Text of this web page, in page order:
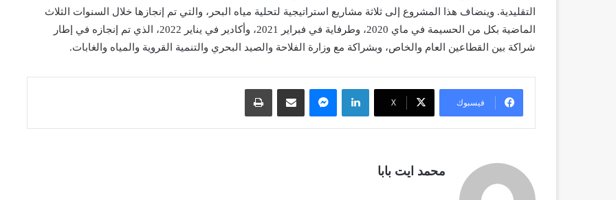
التقليدية. وينضاف هذا المشروع إلى ثلاثة مشاريع استراتيجية لتحلية مياه البحر، والتي تم إنجازها خلال السنوات الثلاث
الماضية بكل من الحسيمة في ماي 2020، وطرفاية في فبراير 2021، وأكادير في يناير 2022، الذي تم إنجازه في إطار
شراكة بين القطاعين العام والخاص، وبشراكة مع وزارة الفلاحة والصيد البحري والتنمية القروية والمياه والغابات.
فيسبوك X
لينكدإن ماسنجر مشاركة عبر البريد طباعة
محمد ايت بابا